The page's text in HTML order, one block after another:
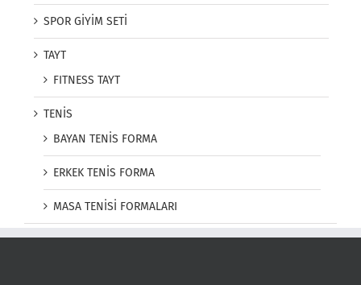
SPOR GİYİM SETİ
TAYT
FITNESS TAYT
TENİS
BAYAN TENİS FORMA
ERKEK TENİS FORMA
MASA TENİSİ FORMALARI